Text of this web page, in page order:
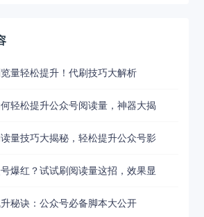
量轻松提升！代刷技巧大解析
轻松提升公众号阅读量，神器大揭
量技巧大揭秘，轻松提升公众号影
爆红？试试刷阅读量这招，效果显
秘诀：公众号必备脚本大公开